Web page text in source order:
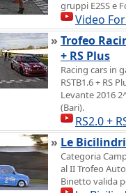
gruppi E2SS e
Video
» Trofeo
+ RS Plus
Racing cars in
RSTB1.6 + RS
Levante 2016
(Bari).
RS2.0 +
» Le
Categoria
al II Trofeo
Binetto valida